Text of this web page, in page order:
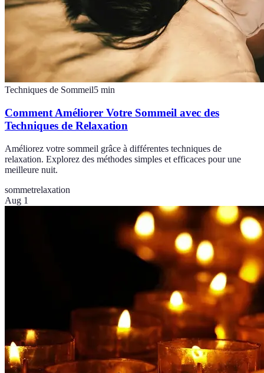
Techniques de Sommeil5 min
Comment Améliorer Votre Sommeil avec des
Techniques de Relaxation
Améliorez votre sommeil grâce à différentes techniques de
relaxation. Explorez des méthodes simples et efficaces pour une
meilleure nuit.
sommetrelaxation
Aug 1